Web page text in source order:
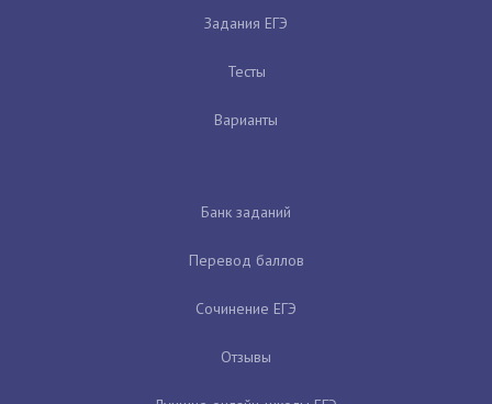
Задания ЕГЭ
Тесты
Варианты
Банк заданий
Перевод баллов
Сочинение ЕГЭ
Отзывы